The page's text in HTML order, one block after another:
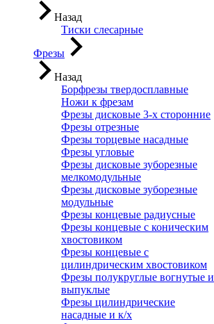
Назад
Тиски слесарные
Фрезы
Назад
Борфрезы твердосплавные
Ножи к фрезам
Фрезы дисковые 3-х сторонние
Фрезы отрезные
Фрезы торцевые насадные
Фрезы угловые
Фрезы дисковые зуборезные
мелкомодульные
Фрезы дисковые зуборезные
модульные
Фрезы концевые радиусные
Фрезы концевые с коническим
хвостовиком
Фрезы концевые с
цилиндрическим хвостовиком
Фрезы полукруглые вогнутые и
выпуклые
Фрезы цилиндрические
насадные и к/х